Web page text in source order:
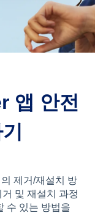
앱 안전
제거/재설치 방
및 재설치 과정
수 있는 방법을